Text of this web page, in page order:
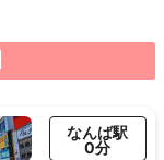
なんば駅
0分